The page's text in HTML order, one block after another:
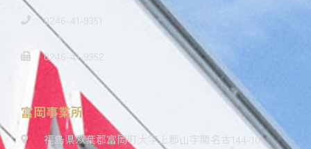
0246-41-9351
0246-41-9352
富岡事業所
福島県双葉郡富岡町大字上郡山字関名古144-10